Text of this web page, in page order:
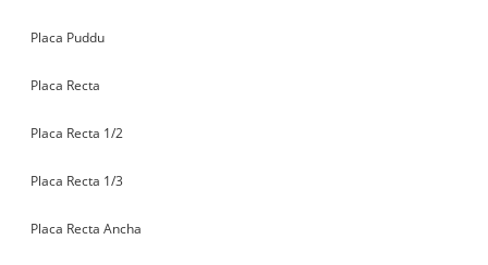
Placa Puddu
Placa Recta
Placa Recta 1/2
Placa Recta 1/3
Placa Recta Ancha